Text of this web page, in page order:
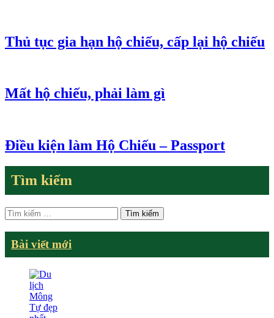
Thủ tục gia hạn hộ chiếu, cấp lại hộ chiếu
Mất hộ chiếu, phải làm gì
Điều kiện làm Hộ Chiếu – Passport
Tìm kiếm
Tìm
kiếm
cho:
Bài viết mới